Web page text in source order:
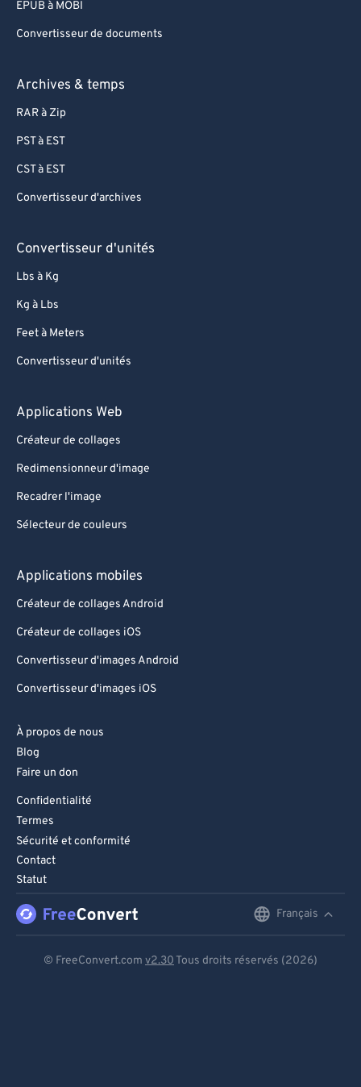
EPUB à MOBI
Convertisseur de documents
Archives & temps
RAR à Zip
PST à EST
CST à EST
Convertisseur d'archives
Convertisseur d'unités
Lbs à Kg
Kg à Lbs
Feet à Meters
Convertisseur d'unités
Applications Web
Créateur de collages
Redimensionneur d'image
Recadrer l'image
Sélecteur de couleurs
Applications mobiles
Créateur de collages Android
Créateur de collages iOS
Convertisseur d'images Android
Convertisseur d'images iOS
À propos de nous
Blog
Faire un don
Confidentialité
Termes
Sécurité et conformité
Contact
Statut
Français
© FreeConvert.com v2.30 Tous droits réservés (2026)